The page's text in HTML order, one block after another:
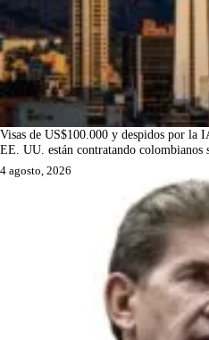
Visas de US$100.000 y despidos por la
EE. UU. están contratando colombianos
4 agosto, 2026